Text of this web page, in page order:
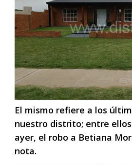
El mismo refiere a los
nuestro distrito; entre
ayer, el robo a Betiana
nota.